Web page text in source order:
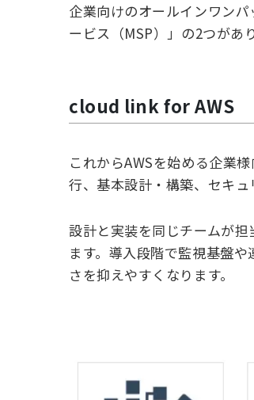
企業向けのオールインワン
ービス（MSP）」の2つがあ
cloud link for AWS
これからAWSを始める企業
行、基本設計・構築、セキュ
設計と実装を同じチームが
ます。導入段階で監視基盤
さを抑えやすくなります。